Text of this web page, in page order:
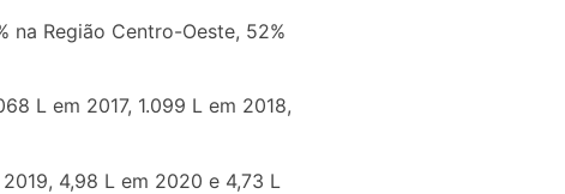
na Região Centro-Oeste, 52%
L em 2017, 1.099 L em 2018,
4,98 L em 2020 e 4,73 L